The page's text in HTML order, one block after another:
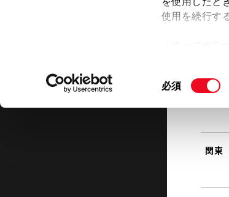
使用を続行す
て」をご覧く
同
必須
北海道
東北
関東
トヨタ認定中古車の魅力